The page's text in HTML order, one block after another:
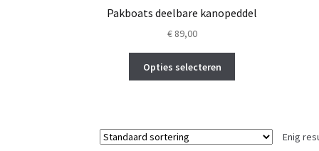
Pakboats deelbare kanopeddel
€89,00
Opties selecteren
Enig